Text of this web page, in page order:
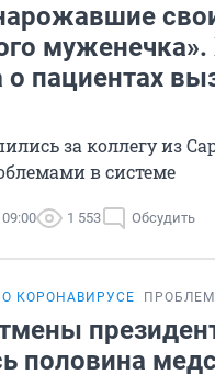
о пациентах
за коллегу из
в системе
1 553 Обсудить
О КОРОНАВИРУСЕ
половина